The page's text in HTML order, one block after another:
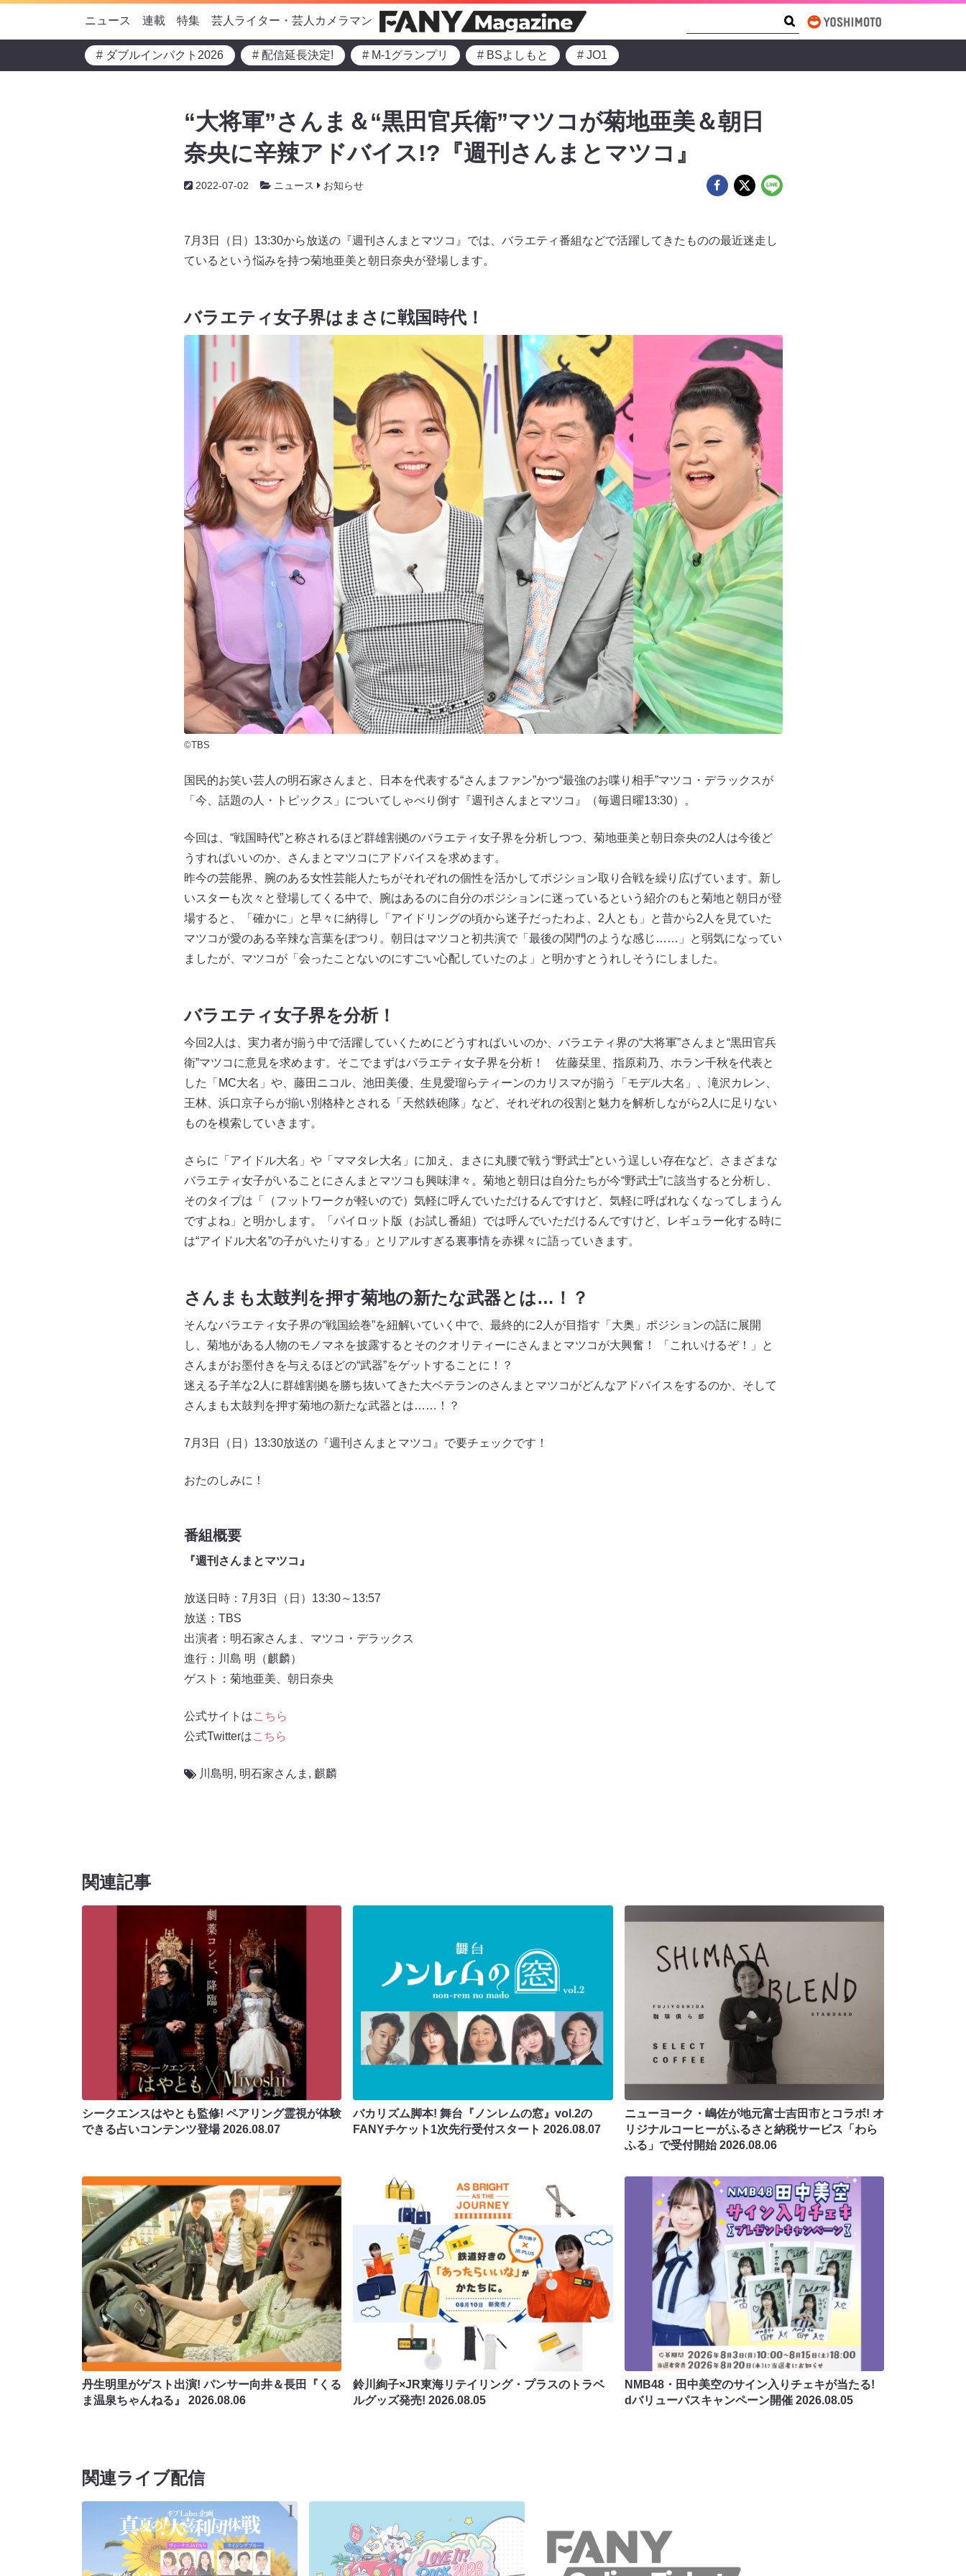
ニュース 連載 特集 芸人ライター・芸人カメラマン
# ダブルインパクト2026 # 配信延長決定! # M-1グランプリ # BSよしもと # JO1
“大将軍”さんま＆“黒田官兵衛”マツコが菊地亜美＆朝日
奈央に辛辣アドバイス!?『週刊さんまとマツコ』
2022-07-02 ニュース お知らせ
7月3日（日）13:30から放送の『週刊さんまとマツコ』では、バラエティ番組などで活躍してきたものの最近迷走し
ているという悩みを持つ菊地亜美と朝日奈央が登場します。
バラエティ女子界はまさに戦国時代！
©TBS
国民的お笑い芸人の明石家さんまと、日本を代表する“さんまファン”かつ“最強のお喋り相手”マツコ・デラックスが
「今、話題の人・トピックス」についてしゃべり倒す『週刊さんまとマツコ』（毎週日曜13:30）。
今回は、“戦国時代”と称されるほど群雄割拠のバラエティ女子界を分析しつつ、菊地亜美と朝日奈央の2人は今後ど
うすればいいのか、さんまとマツコにアドバイスを求めます。
昨今の芸能界、腕のある女性芸能人たちがそれぞれの個性を活かしてポジション取り合戦を繰り広げています。新し
いスターも次々と登場してくる中で、腕はあるのに自分のポジションに迷っているという紹介のもと菊地と朝日が登
場すると、「確かに」と早々に納得し「アイドリングの頃から迷子だったわよ、2人とも」と昔から2人を見ていた
マツコが愛のある辛辣な言葉をぽつり。朝日はマツコと初共演で「最後の関門のような感じ……」と弱気になってい
ましたが、マツコが「会ったことないのにすごい心配していたのよ」と明かすとうれしそうにしました。
バラエティ女子界を分析！
今回2人は、実力者が揃う中で活躍していくためにどうすればいいのか、バラエティ界の“大将軍”さんまと“黒田官兵
衛”マツコに意見を求めます。そこでまずはバラエティ女子界を分析！ 佐藤栞里、指原莉乃、ホラン千秋を代表と
した「MC大名」や、藤田ニコル、池田美優、生見愛瑠らティーンのカリスマが揃う「モデル大名」、滝沢カレン、
王林、浜口京子らが揃い別格枠とされる「天然鉄砲隊」など、それぞれの役割と魅力を解析しながら2人に足りない
ものを模索していきます。
さらに「アイドル大名」や「ママタレ大名」に加え、まさに丸腰で戦う“野武士”という逞しい存在など、さまざまな
バラエティ女子がいることにさんまとマツコも興味津々。菊地と朝日は自分たちが今“野武士”に該当すると分析し、
そのタイプは「（フットワークが軽いので）気軽に呼んでいただけるんですけど、気軽に呼ばれなくなってしまうん
ですよね」と明かします。「パイロット版（お試し番組）では呼んでいただけるんですけど、レギュラー化する時に
は“アイドル大名”の子がいたりする」とリアルすぎる裏事情を赤裸々に語っていきます。
さんまも太鼓判を押す菊地の新たな武器とは…！？
そんなバラエティ女子界の“戦国絵巻”を紐解いていく中で、最終的に2人が目指す「大奥」ポジションの話に展開
し、菊地がある人物のモノマネを披露するとそのクオリティーにさんまとマツコが大興奮！ 「これいけるぞ！」と
さんまがお墨付きを与えるほどの“武器”をゲットすることに！？
迷える子羊な2人に群雄割拠を勝ち抜いてきた大ベテランのさんまとマツコがどんなアドバイスをするのか、そして
さんまも太鼓判を押す菊地の新たな武器とは……！？
7月3日（日）13:30放送の『週刊さんまとマツコ』で要チェックです！
おたのしみに！
番組概要
『週刊さんまとマツコ』
放送日時：7月3日（日）13:30～13:57
放送：TBS
出演者：明石家さんま、マツコ・デラックス
進行：川島 明（麒麟）
ゲスト：菊地亜美、朝日奈央
公式サイトはこちら
公式Twitterはこちら
川島明, 明石家さんま , 麒麟
関連記事
シークエンスはやとも監修! ペアリング霊視が体験
できる占いコンテンツ登場2026.08.07
バカリズム脚本! 舞台『ノンレムの窓』vol.2の
FANYチケット1次先行受付スタート2026.08.07
ニューヨーク・嶋佐が地元富士吉田市とコラボ! オ
リジナルコーヒーがふるさと納税サービス「わら
ふる」で受付開始2026.08.06
丹生明里がゲスト出演! パンサー向井＆長田『くる
ま温泉ちゃんねる』 2026.08.06
鈴川絢子×JR東海リテイリング・プラスのトラベ
ルグッズ発売!2026.08.05
NMB48・田中美空のサイン入りチェキが当たる!
dバリューパスキャンペーン開催 2026.08.05
関連ライブ配信